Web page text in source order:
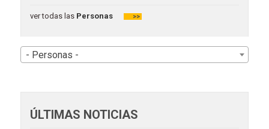
ver todas lasPersonas >>
- Personas -
ÚLTIMAS NOTICIAS